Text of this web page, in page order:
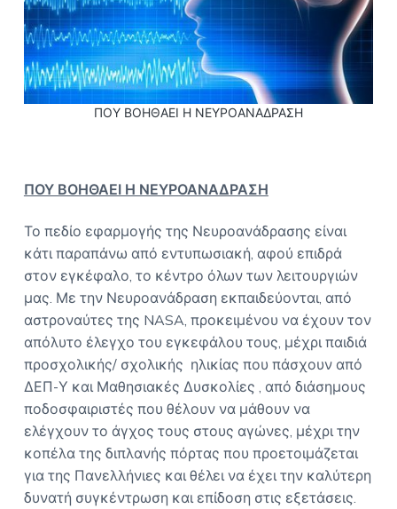
Ο
Σ
Α
Θ
Η
Ν
Α ΠΟΥ ΒΟΗΘΑΕΙ Η ΝΕΥΡΟΑΝΑΔΡΑΣΗ
ΠΟΥ ΒΟΗΘΑΕΙ Η ΝΕΥΡΟΑΝΑΔΡΑΣΗ
Το πεδίο εφαρμογής της Νευροανάδρασης είναι
κάτι παραπάνω από εντυπωσιακή, αφού επιδρά
στον εγκέφαλο, το κέντρο όλων των λειτουργιών
μας. Με την Νευροανάδραση εκπαιδεύονται, από
αστροναύτες της NASA, προκειμένου να έχουν τον
απόλυτο έλεγχο του εγκεφάλου τους, μέχρι παιδιά
προσχολικής/ σχολικής ηλικίας που πάσχουν από
ΔΕΠ-Υ και Μαθησιακές Δυσκολίες , από διάσημους
ποδοσφαιριστές που θέλουν να μάθουν να
ελέγχουν το άγχος τους στους αγώνες, μέχρι την
κοπέλα της διπλανής πόρτας που προετοιμάζεται
για της Πανελλήνιες και θέλει να έχει την καλύτερη
δυνατή συγκέντρωση και επίδοση στις εξετάσεις.